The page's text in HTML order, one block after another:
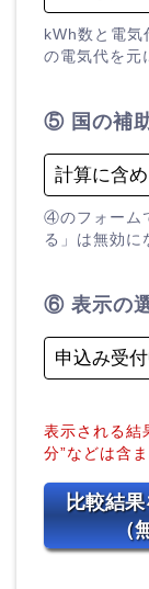
kWh数と電気
の電気代を元
⑤ 国の補
④のフォーム
る」は無効に
⑥ 表示の
表示される結
分”などは含
比較結
（